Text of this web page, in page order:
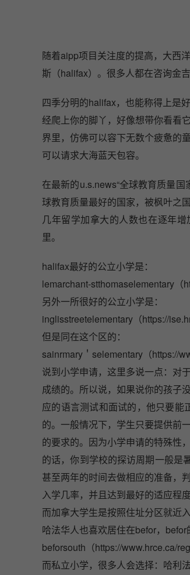
随着aipp项目关注度的提高，大西
斯（halifax）。很多人都在咨询金
四季分明的halifax，也能称得上是
经爬上你的脚丫，好像想带你看看
界里，仿佛可以容下无数个疲惫的
可以请求大海蓝天包容。
在最新的u.s.news“全球教育质量
球教育质量最好的国家，被枫叶之
几年留学加拿大的人数也在逐年
里。
halifax最好的公立小学是：
lemarchant-stthomaselementary（
另外一所很好的公立小学是：
inglisstreetelementary（https://
但是同在这个区的：
sainrmary＇selementary（https://
说到小学申请，这里多说一点：对
成绩的。所以说，如果说你的孩子
应的语言测试和面试的，他只要能
的。一般情况下，学生只要提供前
的要求的。因为小学申请的特殊性
的话，你到学校的探访周期一般是
甚至两年的时间去做相应的准备，
入学几率，并且达到最好的适应程度
而加拿大学生是按照住址分区就近
哈法华人也喜欢居住在befor，
beforsouth（https://www.hrce.ca/
而私立小学，很多人会选择：哈利